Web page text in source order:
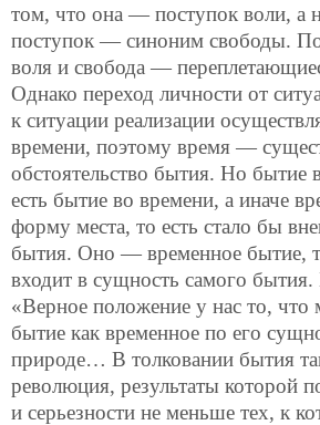
том, что она — поступок воли, а
поступок — синоним свободы.
воля и свобода —
Однако переход личности от
к ситуации реализации
времени, поэтому время —
обстоятельство бытия. Но бытие
есть бытие во времени, а иначе
форму места, то есть стало бы
бытия. Оно — временное бытие,
входит в сущность самого
«Верное положение у нас то,
бытие как временное по его
природе… В толковании бытия
революция, результаты которой
и серьезности не меньше тех, к